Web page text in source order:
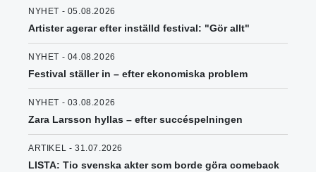
NYHET - 05.08.2026
Artister agerar efter inställd festival: "Gör allt"
NYHET - 04.08.2026
Festival ställer in – efter ekonomiska problem
NYHET - 03.08.2026
Zara Larsson hyllas – efter succéspelningen
ARTIKEL - 31.07.2026
LISTA: Tio svenska akter som borde göra comeback